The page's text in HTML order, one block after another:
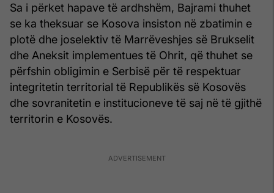
Sa i përket hapave të ardhshëm, Bajrami thuhet
se ka theksuar se Kosova insiston në zbatimin e
plotë dhe joselektiv të Marrëveshjes së Brukselit
dhe Aneksit implementues të Ohrit, që thuhet se
përfshin obligimin e Serbisë për të respektuar
integritetin territorial të Republikës së Kosovës
dhe sovranitetin e institucioneve të saj në të gjithë
territorin e Kosovës.